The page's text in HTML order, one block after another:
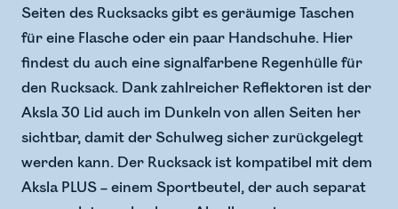
Seiten des Rucksacks gibt es geräumige Taschen
für eine Flasche oder ein paar Handschuhe. Hier
findest du auch eine signalfarbene Regenhülle für
den Rucksack. Dank zahlreicher Reflektoren ist der
Aksla 30 Lid auch im Dunkeln von allen Seiten her
sichtbar, damit der Schulweg sicher zurückgelegt
werden kann. Der Rucksack ist kompatibel mit dem
Aksla PLUS – einem Sportbeutel, der auch separat